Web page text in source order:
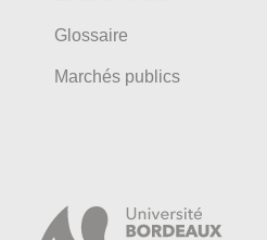
Glossaire
Marchés publics